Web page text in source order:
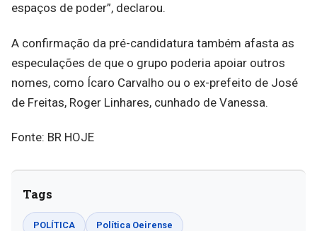
espaços de poder”, declarou.
A confirmação da pré-candidatura também afasta as
especulações de que o grupo poderia apoiar outros
nomes, como Ícaro Carvalho ou o ex-prefeito de José
de Freitas, Roger Linhares, cunhado de Vanessa.
Fonte: BR HOJE
Tags
POLÍTICA Política Oeirense